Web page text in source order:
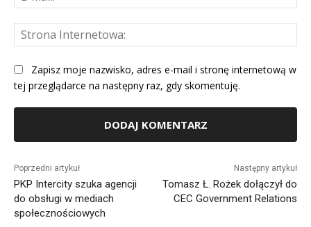
Zapisz moje nazwisko, adres e-mail i stronę internetową w
tej przeglądarce na następny raz, gdy skomentuję.
Poprzedni artykuł
PKP Intercity szuka agencji
do obsługi w mediach
społecznościowych
Następny artykuł
Tomasz Ł. Rożek dołączył do
CEC Government Relations